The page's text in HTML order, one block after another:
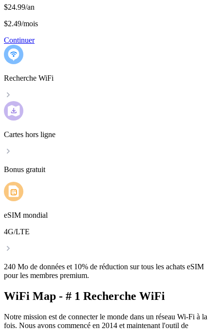
$24.99/an
$2.49/mois
Continuer
Recherche WiFi
Cartes hors ligne
Bonus gratuit
eSIM mondial
4G/LTE
240 Mo de données et 10% de réduction sur tous les achats eSIM
pour les membres premium.
WiFi Map - # 1 Recherche WiFi
Notre mission est de connecter le monde dans un réseau Wi-Fi à la
fois. Nous avons commencé en 2014 et maintenant l'outil de